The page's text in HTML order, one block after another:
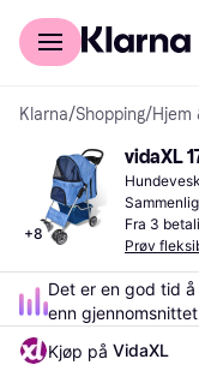
For kunder
Klarna/Shopping/Hjem
+8
vidaXL
Fra 3
Prøv
Det er en god tid
enn
Kjøp på VidaXL